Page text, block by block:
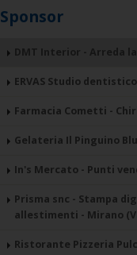
Sponsor
DMT Interior - Arreda la
ERVAS Studio
Farmacia Cometti -
Gelateria Il Pinguino
In's Mercato - Punti
Prisma snc - Stampa
allestimenti - Mirano
Ristorante Pizzeria